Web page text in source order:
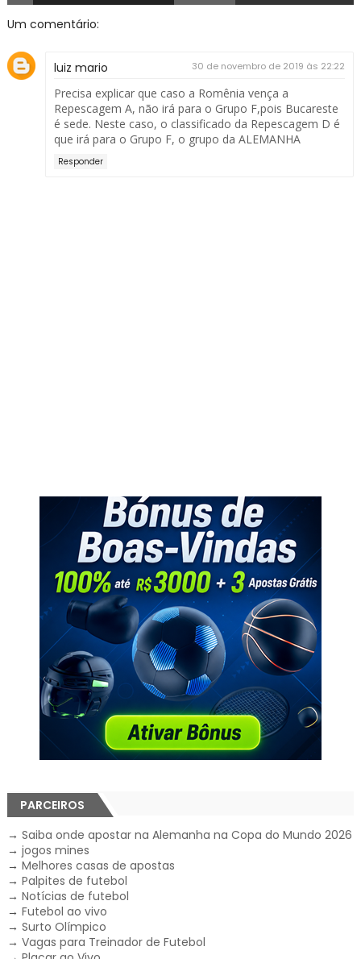
Um comentário:
luiz mario 30 de novembro de 2019 às 22:22
Precisa explicar que caso a Romênia vença a
Repescagem A, não irá para o Grupo F,pois Bucareste
é sede. Neste caso, o classificado da Repescagem D é
que irá para o Grupo F, o grupo da ALEMANHA
Responder
PARCEIROS
→ Saiba onde apostar na Alemanha na Copa do Mundo 2026
→ jogos mines
→ Melhores casas de apostas
→ Palpites de futebol
→ Notícias de futebol
→ Futebol ao vivo
→ Surto Olímpico
→ Vagas para Treinador de Futebol